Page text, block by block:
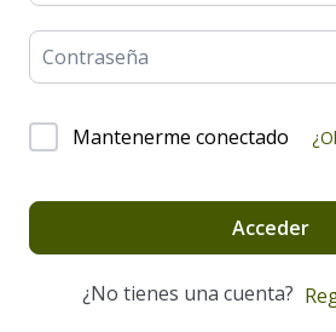
Mantenerme conectado
Acceder
¿No tienes una cuenta?